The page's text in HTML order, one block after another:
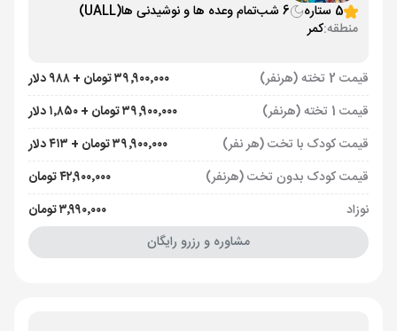
5 ستاره
6 شب تمام وعده ها و نوشیدنی ها(UALL)
منطقه:کمر
قیمت 2 تخته (هرنفر)
۳۹٬۹۰۰٬۰۰۰ تومان + ۹۸۸ دلار
قیمت 1 تخته (هرنفر)
۳۹٬۹۰۰٬۰۰۰ تومان + ۱٬۸۵۰ دلار
قیمت کودک با تخت (هر نفر)
۳۹٬۹۰۰٬۰۰۰ تومان + ۴۱۳ دلار
قیمت کودک بدون تخت (هرنفر)
۴۲٬۹۰۰٬۰۰۰ تومان
نوزاد
۳٬۹۹۰٬۰۰۰ تومان
مشاوره و رزرو رایگان